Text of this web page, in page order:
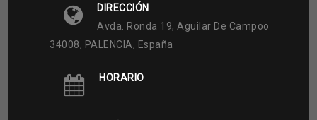
DIRECCIÓN
Avda. Ronda 19, Aguilar De Campoo
34008, PALENCIA, España
HORARIO